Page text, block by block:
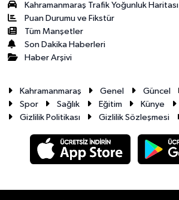
Kahramanmaraş Trafik Yoğunluk Haritası
Puan Durumu ve Fikstür
Tüm Manşetler
Son Dakika Haberleri
Haber Arşivi
Kahramanmaraş Genel Güncel
Spor
Sağlık Eğitim Künye
Gizlilik Politikası
Gizlilik Sözleşmesi